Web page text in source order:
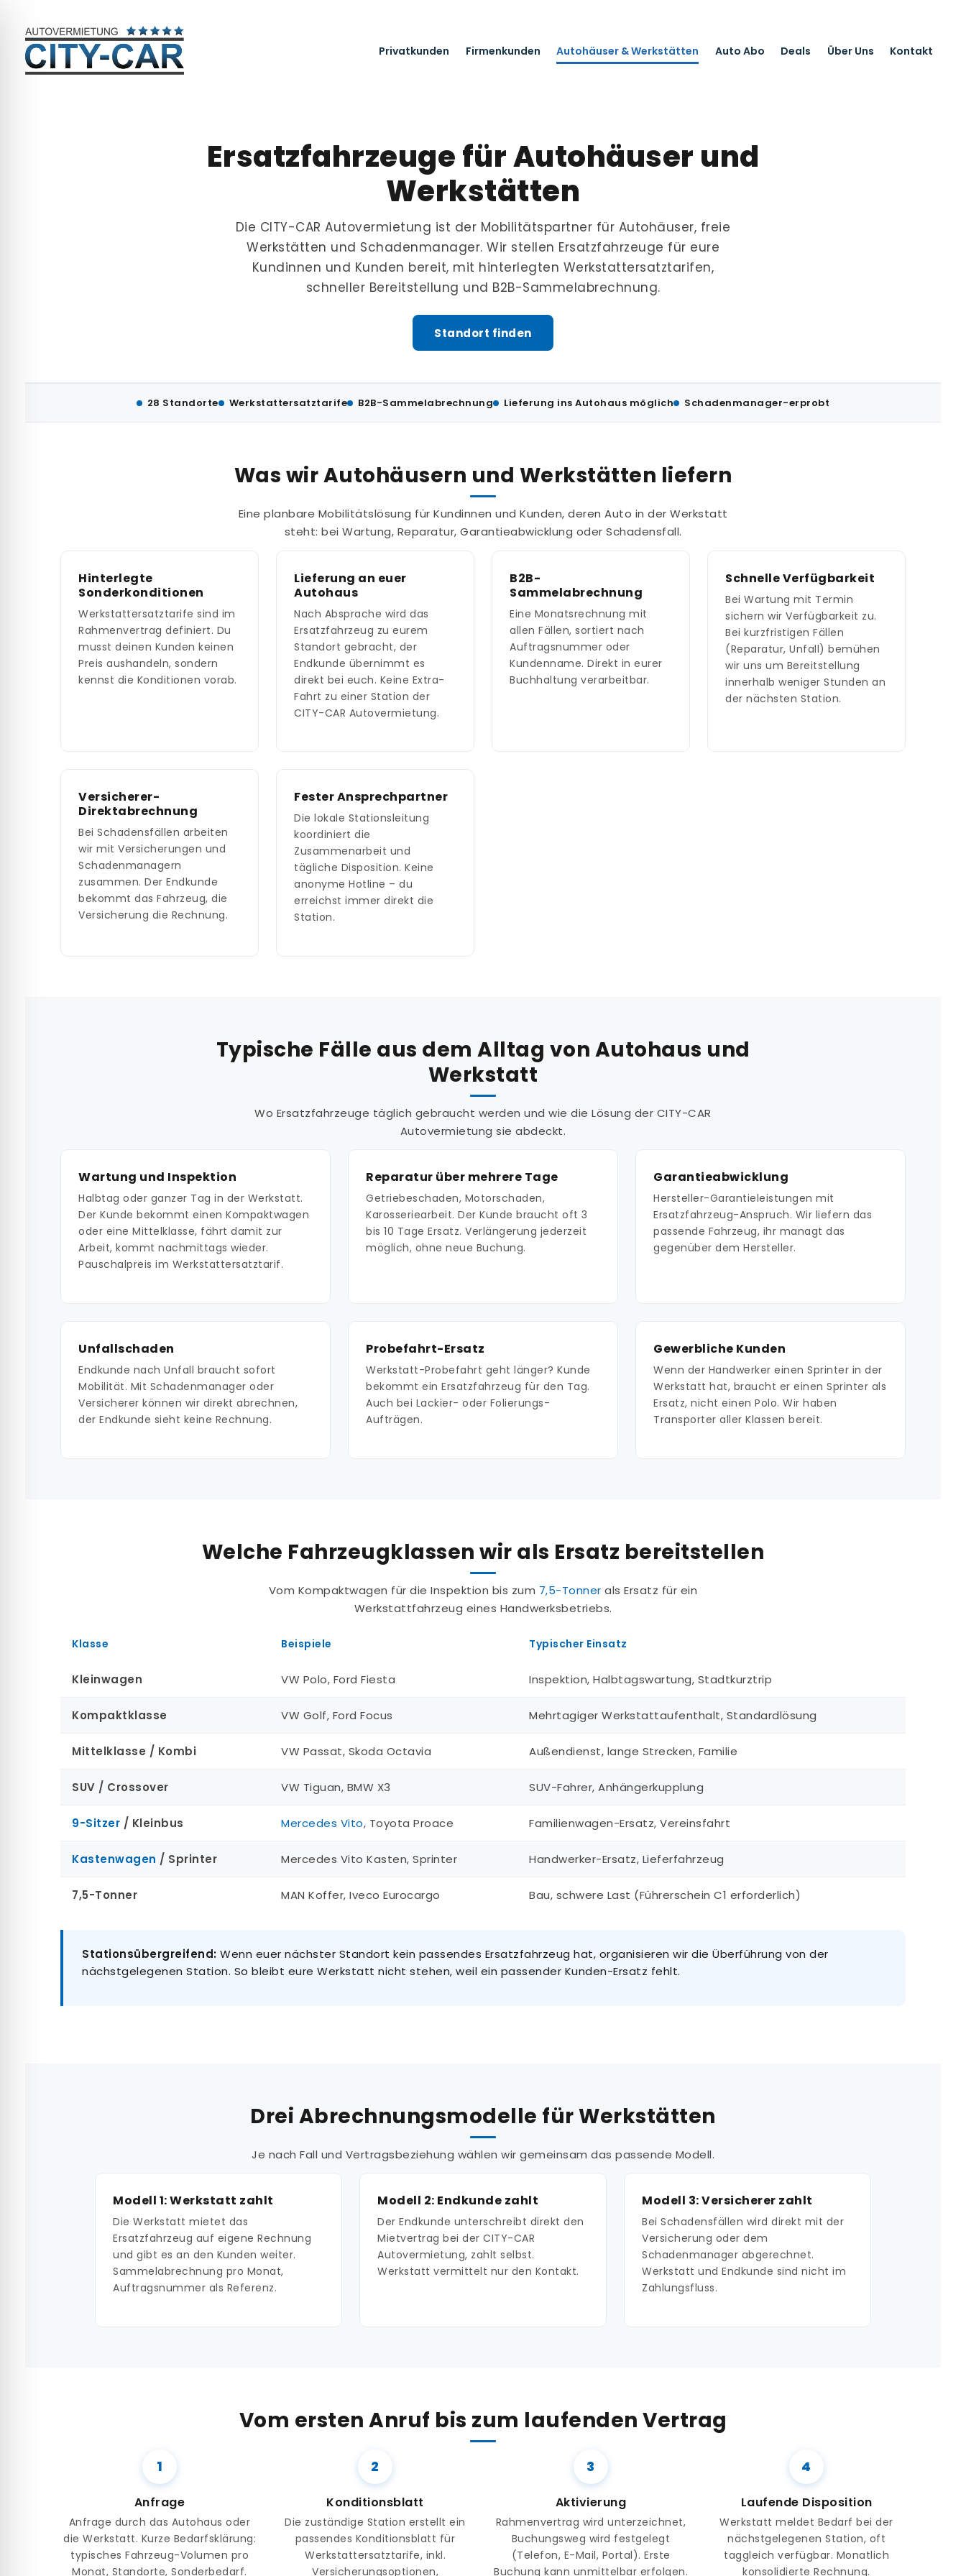
Privatkunden Firmenkunden Autohäuser & Werkstätten Auto Abo Deals Über Uns Kontakt
Ersatzfahrzeuge für Autohäuser und
Werkstätten
Die CITY-CAR Autovermietung ist der Mobilitätspartner für Autohäuser, freie
Werkstätten und Schadenmanager. Wir stellen Ersatzfahrzeuge für eure
Kundinnen und Kunden bereit, mit hinterlegten Werkstattersatztarifen,
schneller Bereitstellung und B2B-Sammelabrechnung.
Standort finden
28 Standorte Werkstattersatztarife B2B-Sammelabrechnung Lieferung ins Autohaus möglich Schadenmanager-erprobt
Was wir Autohäusern und Werkstätten liefern
Eine planbare Mobilitätslösung für Kundinnen und Kunden, deren Auto in der Werkstatt
steht: bei Wartung, Reparatur, Garantieabwicklung oder Schadensfall.
Hinterlegte
Sonderkonditionen
Werkstattersatztarife sind im
Rahmenvertrag definiert. Du
musst deinen Kunden keinen
Preis aushandeln, sondern
kennst die Konditionen vorab.
Lieferung an euer
Autohaus
Nach Absprache wird das
Ersatzfahrzeug zu eurem
Standort gebracht, der
Endkunde übernimmt es
direkt bei euch. Keine Extra-
Fahrt zu einer Station der
CITY-CAR Autovermietung.
B2B-
Sammelabrechnung
Eine Monatsrechnung mit
allen Fällen, sortiert nach
Auftragsnummer oder
Kundenname. Direkt in eurer
Buchhaltung verarbeitbar.
Schnelle Verfügbarkeit
Bei Wartung mit Termin
sichern wir Verfügbarkeit zu.
Bei kurzfristigen Fällen
(Reparatur, Unfall) bemühen
wir uns um Bereitstellung
innerhalb weniger Stunden an
der nächsten Station.
Versicherer-
Direktabrechnung
Bei Schadensfällen arbeiten
wir mit Versicherungen und
Schadenmanagern
zusammen. Der Endkunde
bekommt das Fahrzeug, die
Versicherung die Rechnung.
Fester Ansprechpartner
Die lokale Stationsleitung
koordiniert die
Zusammenarbeit und
tägliche Disposition. Keine
anonyme Hotline – du
erreichst immer direkt die
Station.
Typische Fälle aus dem Alltag von Autohaus und
Werkstatt
Wo Ersatzfahrzeuge täglich gebraucht werden und wie die Lösung der CITY-CAR
Autovermietung sie abdeckt.
Wartung und Inspektion
Halbtag oder ganzer Tag in der Werkstatt.
Der Kunde bekommt einen Kompaktwagen
oder eine Mittelklasse, fährt damit zur
Arbeit, kommt nachmittags wieder.
Pauschalpreis im Werkstattersatztarif.
Reparatur über mehrere Tage
Getriebeschaden, Motorschaden,
Karosseriearbeit. Der Kunde braucht oft 3
bis 10 Tage Ersatz. Verlängerung jederzeit
möglich, ohne neue Buchung.
Garantieabwicklung
Hersteller-Garantieleistungen mit
Ersatzfahrzeug-Anspruch. Wir liefern das
passende Fahrzeug, ihr managt das
gegenüber dem Hersteller.
Unfallschaden
Endkunde nach Unfall braucht sofort
Mobilität. Mit Schadenmanager oder
Versicherer können wir direkt abrechnen,
der Endkunde sieht keine Rechnung.
Probefahrt-Ersatz
Werkstatt-Probefahrt geht länger? Kunde
bekommt ein Ersatzfahrzeug für den Tag.
Auch bei Lackier- oder Folierungs-
Aufträgen.
Gewerbliche Kunden
Wenn der Handwerker einen Sprinter in der
Werkstatt hat, braucht er einen Sprinter als
Ersatz, nicht einen Polo. Wir haben
Transporter aller Klassen bereit.
Welche Fahrzeugklassen wir als Ersatz bereitstellen
Vom Kompaktwagen für die Inspektion bis zum 7,5-Tonner als Ersatz für ein
Werkstattfahrzeug eines Handwerksbetriebs.
Klasse Beispiele Typischer Einsatz
Kleinwagen VW Polo, Ford Fiesta Inspektion, Halbtagswartung, Stadtkurztrip
Kompaktklasse VW Golf, Ford Focus Mehrtagiger Werkstattaufenthalt, Standardlösung
Mittelklasse / Kombi VW Passat, Skoda Octavia Außendienst, lange Strecken, Familie
SUV / Crossover VW Tiguan, BMW X3 SUV-Fahrer, Anhängerkupplung
9-Sitzer / Kleinbus Mercedes Vito, Toyota Proace Familienwagen-Ersatz, Vereinsfahrt
Kastenwagen / Sprinter Mercedes Vito Kasten, Sprinter Handwerker-Ersatz, Lieferfahrzeug
7,5-Tonner MAN Koffer, Iveco Eurocargo Bau, schwere Last (Führerschein C1 erforderlich)
Stationsübergreifend: Wenn euer nächster Standort kein passendes Ersatzfahrzeug hat, organisieren wir die Überführung von der
nächstgelegenen Station. So bleibt eure Werkstatt nicht stehen, weil ein passender Kunden-Ersatz fehlt.
Drei Abrechnungsmodelle für Werkstätten
Je nach Fall und Vertragsbeziehung wählen wir gemeinsam das passende Modell.
Modell 1: Werkstatt zahlt
Die Werkstatt mietet das
Ersatzfahrzeug auf eigene Rechnung
und gibt es an den Kunden weiter.
Sammelabrechnung pro Monat,
Auftragsnummer als Referenz.
Modell 2: Endkunde zahlt
Der Endkunde unterschreibt direkt den
Mietvertrag bei der CITY-CAR
Autovermietung, zahlt selbst.
Werkstatt vermittelt nur den Kontakt.
Modell 3: Versicherer zahlt
Bei Schadensfällen wird direkt mit der
Versicherung oder dem
Schadenmanager abgerechnet.
Werkstatt und Endkunde sind nicht im
Zahlungsfluss.
Vom ersten Anruf bis zum laufenden Vertrag
Anfrage
Anfrage durch das Autohaus oder
die Werkstatt. Kurze Bedarfsklärung:
typisches Fahrzeug-Volumen pro
Monat, Standorte, Sonderbedarf.
Konditionsblatt
Die zuständige Station erstellt ein
passendes Konditionsblatt für
Werkstattersatztarife, inkl.
Versicherungsoptionen,
Aktivierung
Rahmenvertrag wird unterzeichnet,
Buchungsweg wird festgelegt
(Telefon, E-Mail, Portal). Erste
Buchung kann unmittelbar erfolgen.
Laufende Disposition
Werkstatt meldet Bedarf bei der
nächstgelegenen Station, oft
taggleich verfügbar. Monatlich
konsolidierte Rechnung.